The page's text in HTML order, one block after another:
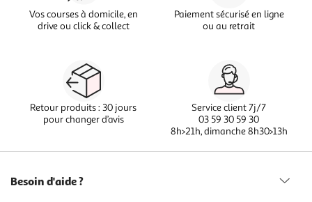
Vos courses à domicile, en
drive ou click & collect
Paiement sécurisé en ligne
ou au retrait
Retour produits : 30 jours
pour changer d’avis
Service client 7j/7
03 59 30 59 30
8h>21h, dimanche 8h30>13h
Besoin d'aide ?